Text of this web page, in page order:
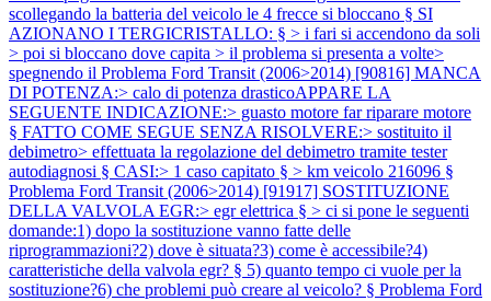
scollegando la batteria del veicolo le 4 frecce si bloccano § SI
AZIONANO I TERGICRISTALLO: § > i fari si accendono da soli
> poi si bloccano dove capita > il problema si presenta a volte>
spegnendo il Problema Ford Transit (2006>2014) [90816] MANCA
DI POTENZA:> calo di potenza drasticoAPPARE LA
SEGUENTE INDICAZIONE:> guasto motore far riparare motore
§ FATTO COME SEGUE SENZA RISOLVERE:> sostituito il
debimetro> effettuata la regolazione del debimetro tramite tester
autodiagnosi § CASI:> 1 caso capitato § > km veicolo 216096 §
Problema Ford Transit (2006>2014) [91917] SOSTITUZIONE
DELLA VALVOLA EGR:> egr elettrica § > ci si pone le seguenti
domande:1) dopo la sostituzione vanno fatte delle
riprogrammazioni?2) dove è situata?3) come è accessibile?4)
caratteristiche della valvola egr? § 5) quanto tempo ci vuole per la
sostituzione?6) che problemi può creare al veicolo? § Problema Ford